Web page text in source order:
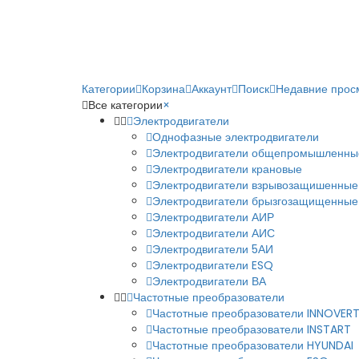
Категории Корзина Аккаунт Поиск Недавние
Все категории×
Электродвигатели
Однофазные электродвигатели
Электродвигатели
Электродвигатели крановые
Электродвигатели взрывозащишенные
Электродвигатели брызгозащищенные
Электродвигатели АИР
Электродвигатели АИС
Электродвигатели 5АИ
Электродвигатели ESQ
Электродвигатели ВА
Частотные преобразователи
Частотные преобразователи INNOVERT
Частотные преобразователи INSTART
Частотные преобразователи HYUNDAI